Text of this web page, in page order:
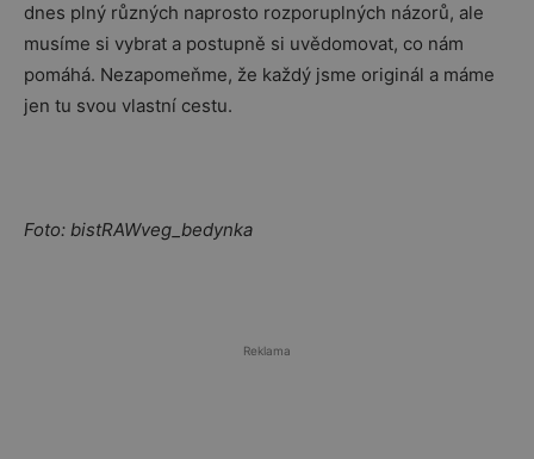
dnes plný různých naprosto rozporuplných názorů, ale
musíme si vybrat a postupně si uvědomovat, co nám
pomáhá. Nezapomeňme, že každý jsme originál a máme
jen tu svou vlastní cestu.
Foto: bistRAWveg_bedynka
Reklama